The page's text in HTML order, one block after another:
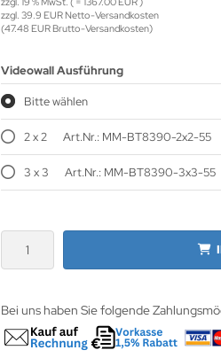
zzgl. 39.9 EUR Netto-Versandkosten
(47.48 EUR Brutto-Versandkosten)
Videowall Ausführung
Bitte wählen
2 x 2 Art.Nr.: MM-BT8390-2x2-55
3 x 3 Art.Nr.: MM-BT8390-3x3-55
Bei uns haben Sie folgende